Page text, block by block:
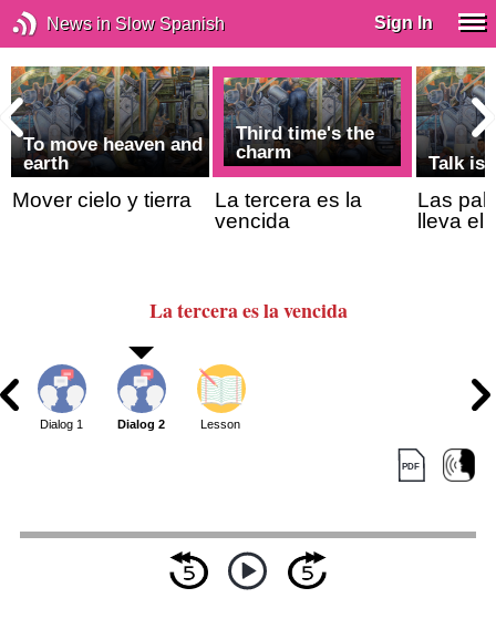
News in Slow Spanish Sign In
To move heaven and
earth
Mover cielo y tierra
Third time's the
charm
La tercera es la
vencida
Talk is
Las
lleva el
La tercera es la vencida
Dialog 1 Dialog 2 Lesson